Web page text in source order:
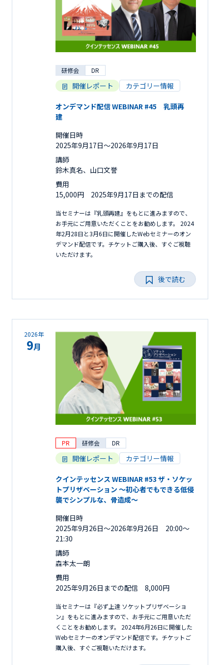
研修会 DR
開催レポート カテゴリー情報
オンデマンド配信 WEBINAR #45 乳頭再
建
開催日時
2025年9月17日〜2026年9月17日
講師
鈴木真名、山口文誉
費用
15,000円 2025年9月17日までの配信
当セミナーは『乳頭再建』をもとに進みますので、
お手元にご用意いただくことをお勧めします。 2024
年2月28日と3月6日に開催したWebセミナーのオン
デマンド配信です。チケットご購入後、すぐご視聴
いただけます。
後で読む
2026年
9月
PR 研修会 DR
開催レポート カテゴリー情報
クインテッセンス WEBINAR #53 ザ・ソケッ
トプリザベーション 〜初心者でもできる低侵
襲でシンプルな、骨造成〜
開催日時
2025年9月26日〜2026年9月26日 20:00～
21:30
講師
森本太一朗
費用
2025年9月26日までの配信 8,000円
当セミナーは『必ず上達 ソケットプリザベーショ
ン』をもとに進みますので、お手元にご用意いただ
くことをお勧めします。 2024年6月26日に開催した
Webセミナーのオンデマンド配信です。チケットご
購入後、すぐご視聴いただけます。